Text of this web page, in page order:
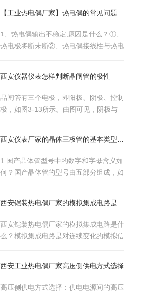
1、热电偶输出不稳定,原因是什么？①、
热电极将断未断②、热电偶接线柱与热电
西安仪器仪表怎样判断晶闸管的极性
晶闸管有三个电极，即阳极、阴极、控制
极，如图3-13所示。由图可见，阴极与
1.国产晶体管型号中的数字和字母含义如
何？国产晶体管的型号由五部分组成，如
西安铠装热电偶厂家的模拟集成电路是什
么？模拟集成电路是对连续变化的模拟信
西安工业热电偶厂家高压侧供电方式选择
高压侧供电方式选择：供电电源间的高压